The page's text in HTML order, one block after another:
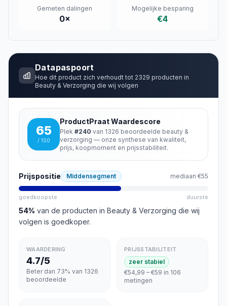
Gemeten dalingen
0×
Mogelijke besparing
€4
Datapaspoort
Hoe dit product zich verhoudt tot 2329 producten in
Beauty & Verzorging die wij volgen
65
/ 100
ProductPraat Waardescore
Plek #240 van 1326 beoordeelde beauty &
verzorging — onze synthese van kwaliteit,
prijs, koopmoment en prijsstabiliteit.
Prijspositie Middensegment mediaan €55
goedkoopste duurste
54% van de producten in Beauty & Verzorging die wij
volgen is goedkoper.
WAARDERING
4.7/5
Beter dan 73% van 1326
beoordeelde
PRIJSSTABILITEIT
zeer stabiel
€54,99 – €59 in 106
metingen